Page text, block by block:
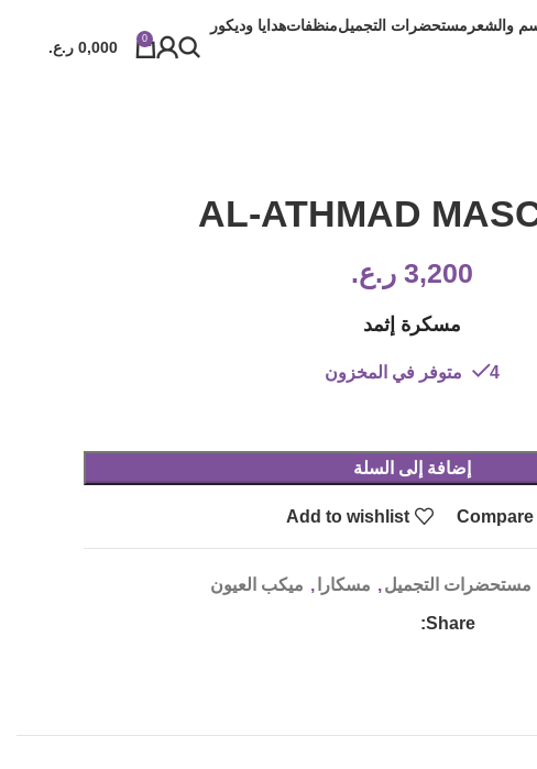
والشعر مستحضرات التجميلمنظفاتهدايا وديكور
0
0,000 ر.ع.
AL-ATHMAD
3,200 ر.ع.
مسكرة إثمد
4 متوفر في المخزون
إضافة إلى السلة
Compare
Add to wishlist
مستحضرات التجميل , مسكارا , ميكب العيون
Share: